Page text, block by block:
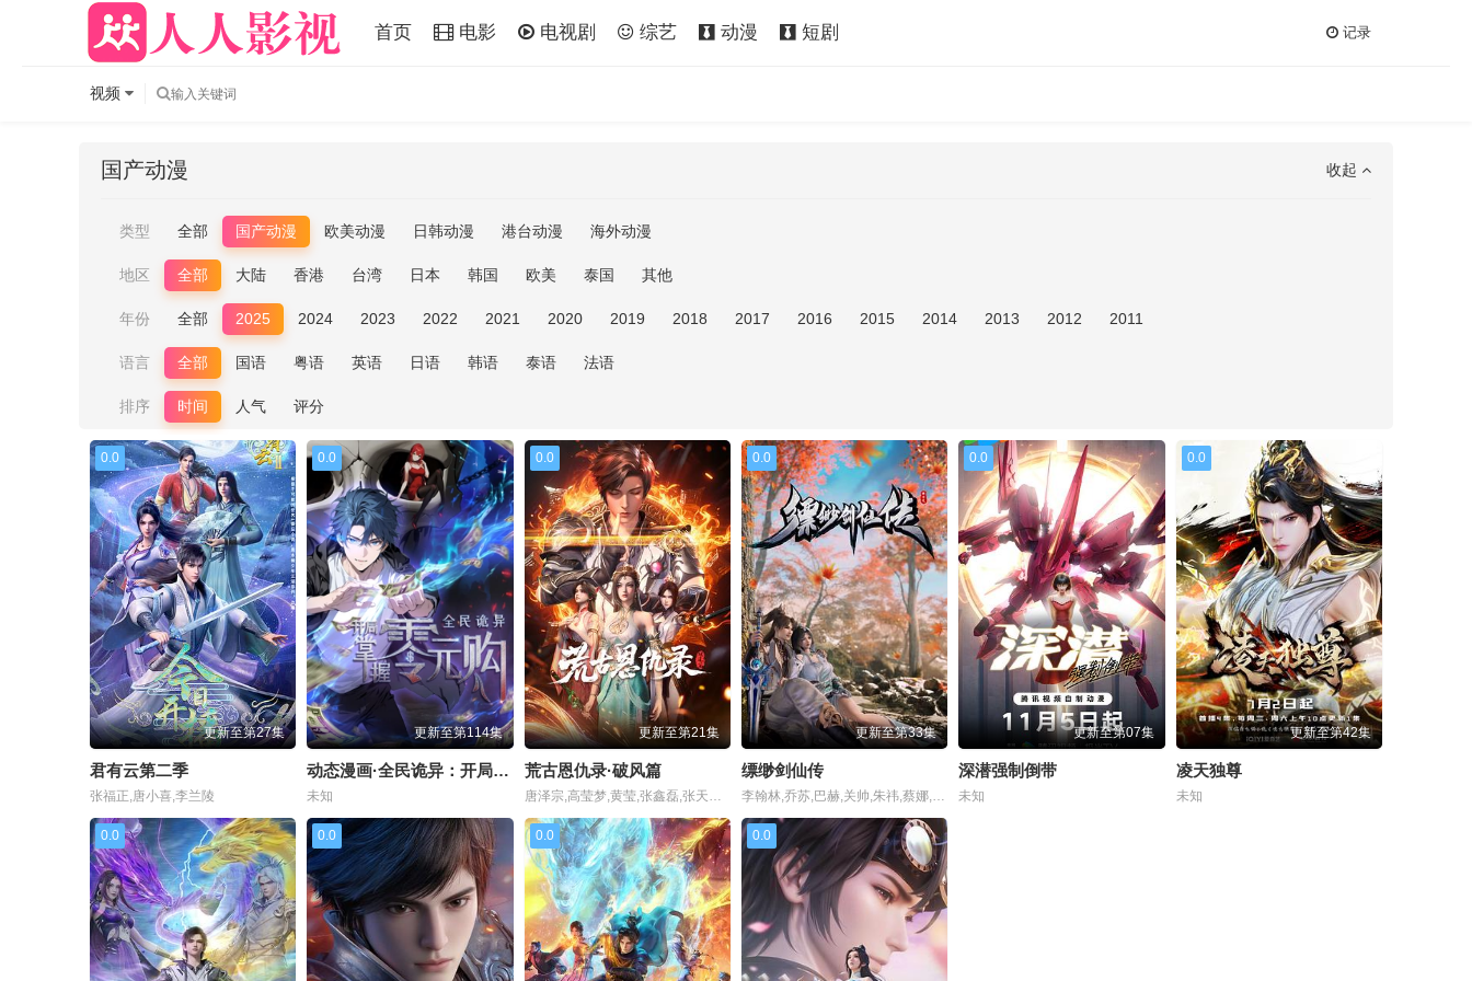
首页 电影 电视剧 综艺 动漫 短剧 记录
视频
收起
国产动漫
类型 全部 国产动漫 欧美动漫 日韩动漫 港台动漫 海外动漫
地区 全部 大陆 香港 台湾 日本 韩国 欧美 泰国 其他
年份 全部 2025 2024 2023 2022 2021 2020 2019 2018 2017 2016 2015 2014 2013 2012 2011
语言 全部 国语 粤语 英语 日语 韩语 泰语 法语
排序 时间 人气 评分
0.0
更新至第27集
君有云第二季
张福正,唐小喜,李兰陵
0.0
更新至第114集
动态漫画·全民诡异：开局掌握零元购
未知
0.0
更新至第21集
荒古恩仇录·破风篇
唐泽宗,高莹梦,黄莹,张鑫磊,张天雄,袁悠然,邱轶凡,陈新玥,孙露,张英,周杭,许子尧,王晶,杜栓,罗文驰,唐钰,李潇,苏倩芸,谈维康,江瑞,张景煌,张新昊,励达
0.0
更新至第33集
缥缈剑仙传
李翰林,乔苏,巴赫,关帅,朱祎,蔡娜,赵欣,周侗
0.0
更新至第07集
深潜强制倒带
未知
0.0
更新至第42集
凌天独尊
未知
0.0 0.0 0.0 0.0